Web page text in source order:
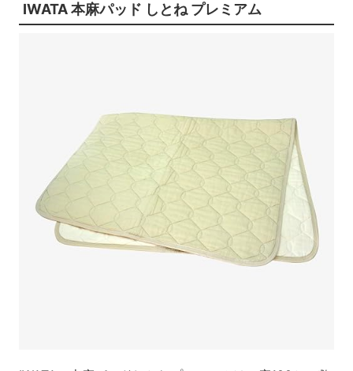
IWATA 本麻パッド しとね プレミアム